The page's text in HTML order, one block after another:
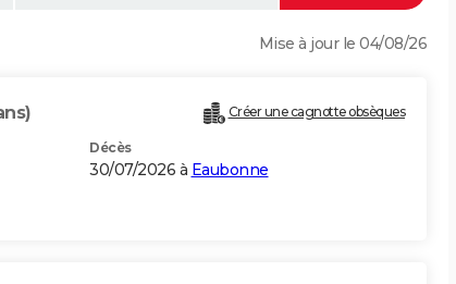
Mise à jour le 04/08/26
Créer une cagnotte obsèques
Décès
30/07/2026 à Eaubonne